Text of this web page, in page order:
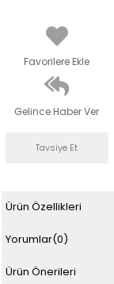
Favorilere Ekle
Gelince Haber Ver
Tavsiye Et
Ürün Özellikleri
Yorumlar(0)
Ürün Önerileri